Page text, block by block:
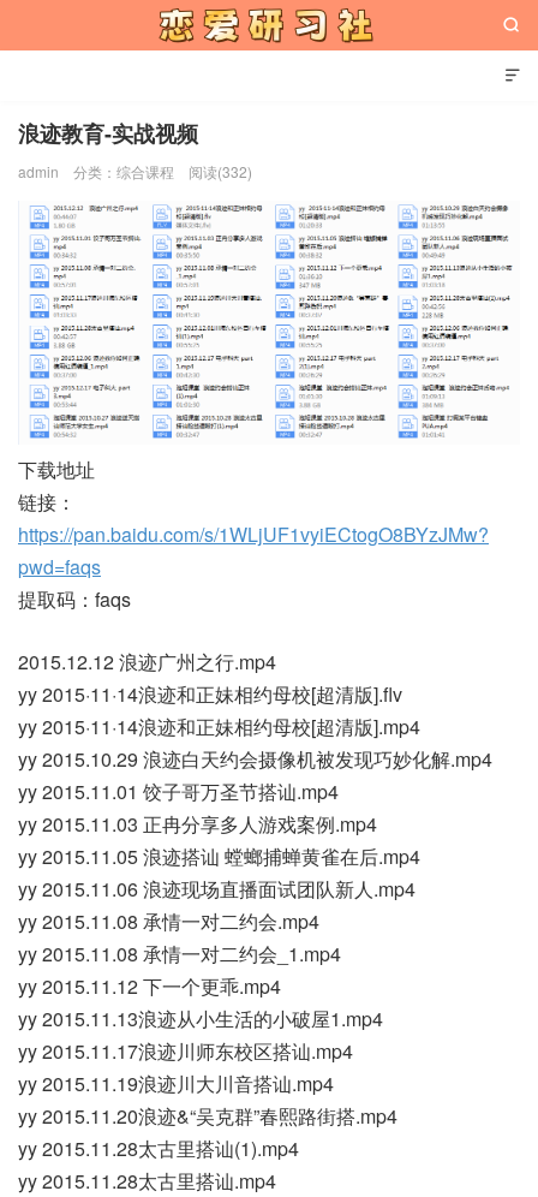


浪迹教育-实战视频
admin 分类： 综合课程 阅读(332)
下载地址
链接：
https://pan.baidu.com/s/1WLjUF1vyiECtogO8BYzJMw?
pwd=faqs
提取码：faqs
2015.12.12 浪迹广州之行.mp4
yy 2015·11·14浪迹和正妹相约母校[超清版].flv
yy 2015·11·14浪迹和正妹相约母校[超清版].mp4
yy 2015.10.29 浪迹白天约会摄像机被发现巧妙化解.mp4
yy 2015.11.01 饺子哥万圣节搭讪.mp4
yy 2015.11.03 正冉分享多人游戏案例.mp4
yy 2015.11.05 浪迹搭讪 螳螂捕蝉黄雀在后.mp4
yy 2015.11.06 浪迹现场直播面试团队新人.mp4
yy 2015.11.08 承情一对二约会.mp4
yy 2015.11.08 承情一对二约会_1.mp4
yy 2015.11.12 下一个更乖.mp4
yy 2015.11.13浪迹从小生活的小破屋1.mp4
yy 2015.11.17浪迹川师东校区搭讪.mp4
yy 2015.11.19浪迹川大川音搭讪.mp4
yy 2015.11.20浪迹&“吴克群”春熙路街搭.mp4
yy 2015.11.28太古里搭讪(1).mp4
yy 2015.11.28太古里搭讪.mp4